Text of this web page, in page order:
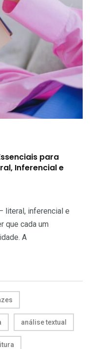
para
Inferencial e
literal, inferencial e
que cada um
A
análise textual